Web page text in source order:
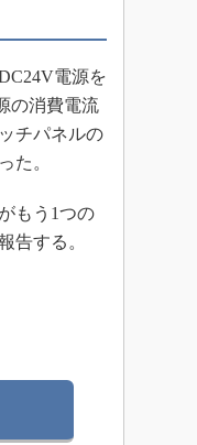
電源を
の消費電流
チパネルの
た。
もう1つの
告する。